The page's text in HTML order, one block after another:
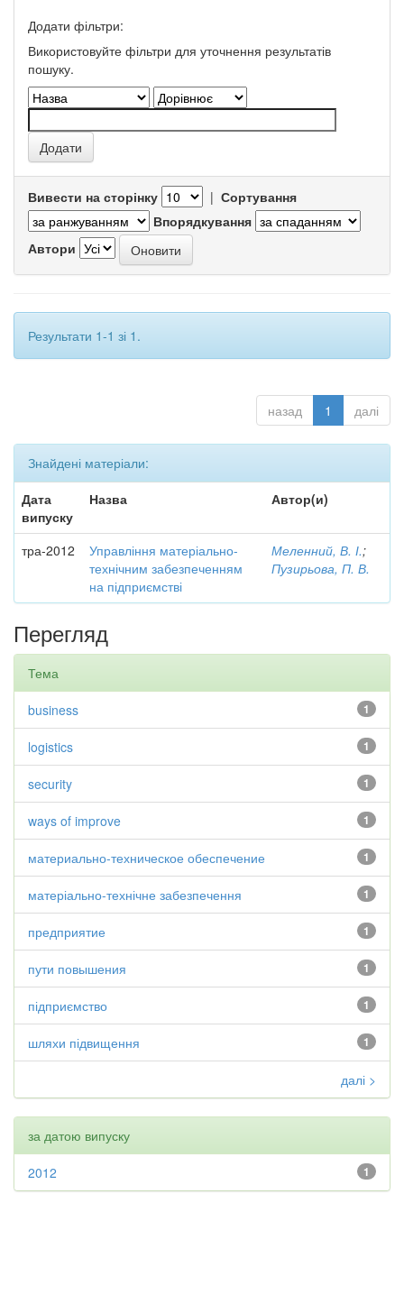
Додати фільтри:
Використовуйте фільтри для уточнення результатів
пошуку.
Вивести на сторінку | Сортування
Впорядкування
Автори
Результати 1-1 зі 1.
назад 1 далі
Знайдені матеріали:
Дата
випуску
Назва Автор(и)
тра-2012
Управління матеріально-
технічним забезпеченням
на підприємстві
Меленний, В. І.;
Пузирьова, П. В.
Перегляд
Тема
1
business
1
logistics
1
security
1
ways of improve
1
материально-техническое обеспечение
1
матеріально-технічне забезпечення
1
предприятие
1
пути повышения
1
підприємство
1
шляхи підвищення
далі >
за датою випуску
1
2012